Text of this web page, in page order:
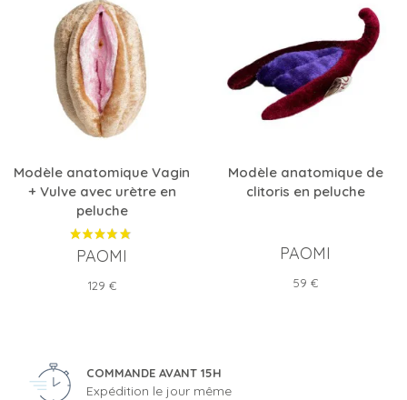
Modèle anatomique Vagin
+ Vulve avec urètre en
peluche
PAOMI
Prix
129 €
Modèle anatomique de
clitoris en peluche
PAOMI
Prix
59 €
COMMANDE AVANT 15H
Expédition le jour même